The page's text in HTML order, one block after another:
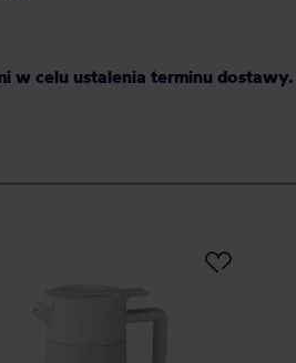
w celu ustalenia terminu dostawy.